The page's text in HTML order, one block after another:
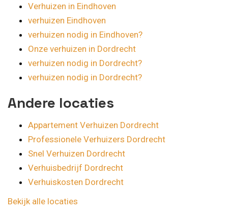
Verhuizen in Eindhoven
verhuizen Eindhoven
verhuizen nodig in Eindhoven?
Onze verhuizen in Dordrecht
verhuizen nodig in Dordrecht?
verhuizen nodig in Dordrecht?
Andere locaties
Appartement Verhuizen Dordrecht
Professionele Verhuizers Dordrecht
Snel Verhuizen Dordrecht
Verhuisbedrijf Dordrecht
Verhuiskosten Dordrecht
Bekijk alle locaties